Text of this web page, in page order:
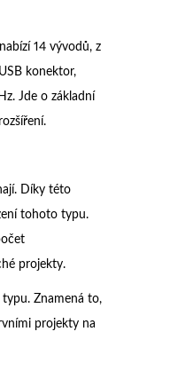
14 vývodů, z
konektor,
Jde o základní
Díky této
tohoto typu.
projekty.
Znamená to,
projekty na